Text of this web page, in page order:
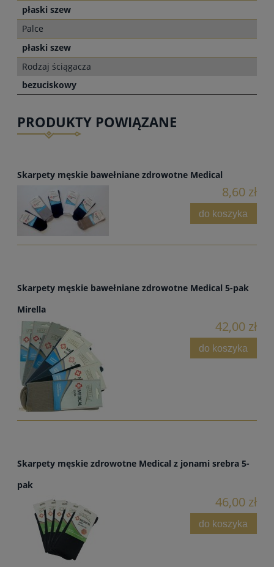
płaski szew
Palce
płaski szew
Rodzaj ściągacza
bezuciskowy
PRODUKTY POWIĄZANE
Skarpety męskie bawełniane zdrowotne Medical
8,60 zł
do koszyka
Skarpety męskie bawełniane zdrowotne Medical 5-pak
Mirella
42,00 zł
do koszyka
Skarpety męskie zdrowotne Medical z jonami srebra 5-
pak
46,00 zł
do koszyka